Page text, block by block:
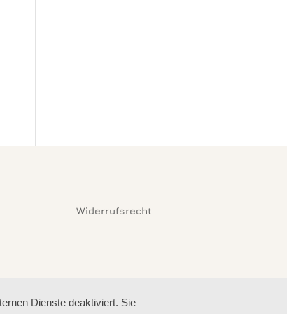
Widerrufsrecht
Dienste deaktiviert. Sie